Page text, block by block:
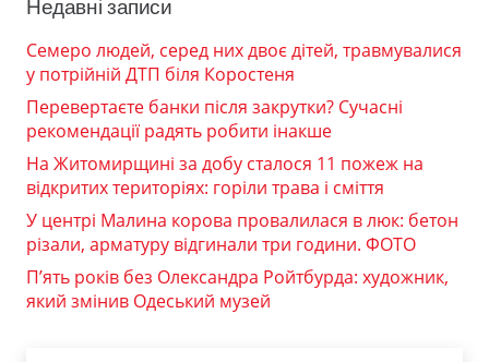
Недавні записи
Семеро людей, серед них двоє дітей, травмувалися
у потрійній ДТП біля Коростеня
Перевертаєте банки після закрутки? Сучасні
рекомендації радять робити інакше
На Житомирщині за добу сталося 11 пожеж на
відкритих територіях: горіли трава і сміття
У центрі Малина корова провалилася в люк: бетон
різали, арматуру відгинали три години. ФОТО
П’ять років без Олександра Ройтбурда: художник,
який змінив Одеський музей